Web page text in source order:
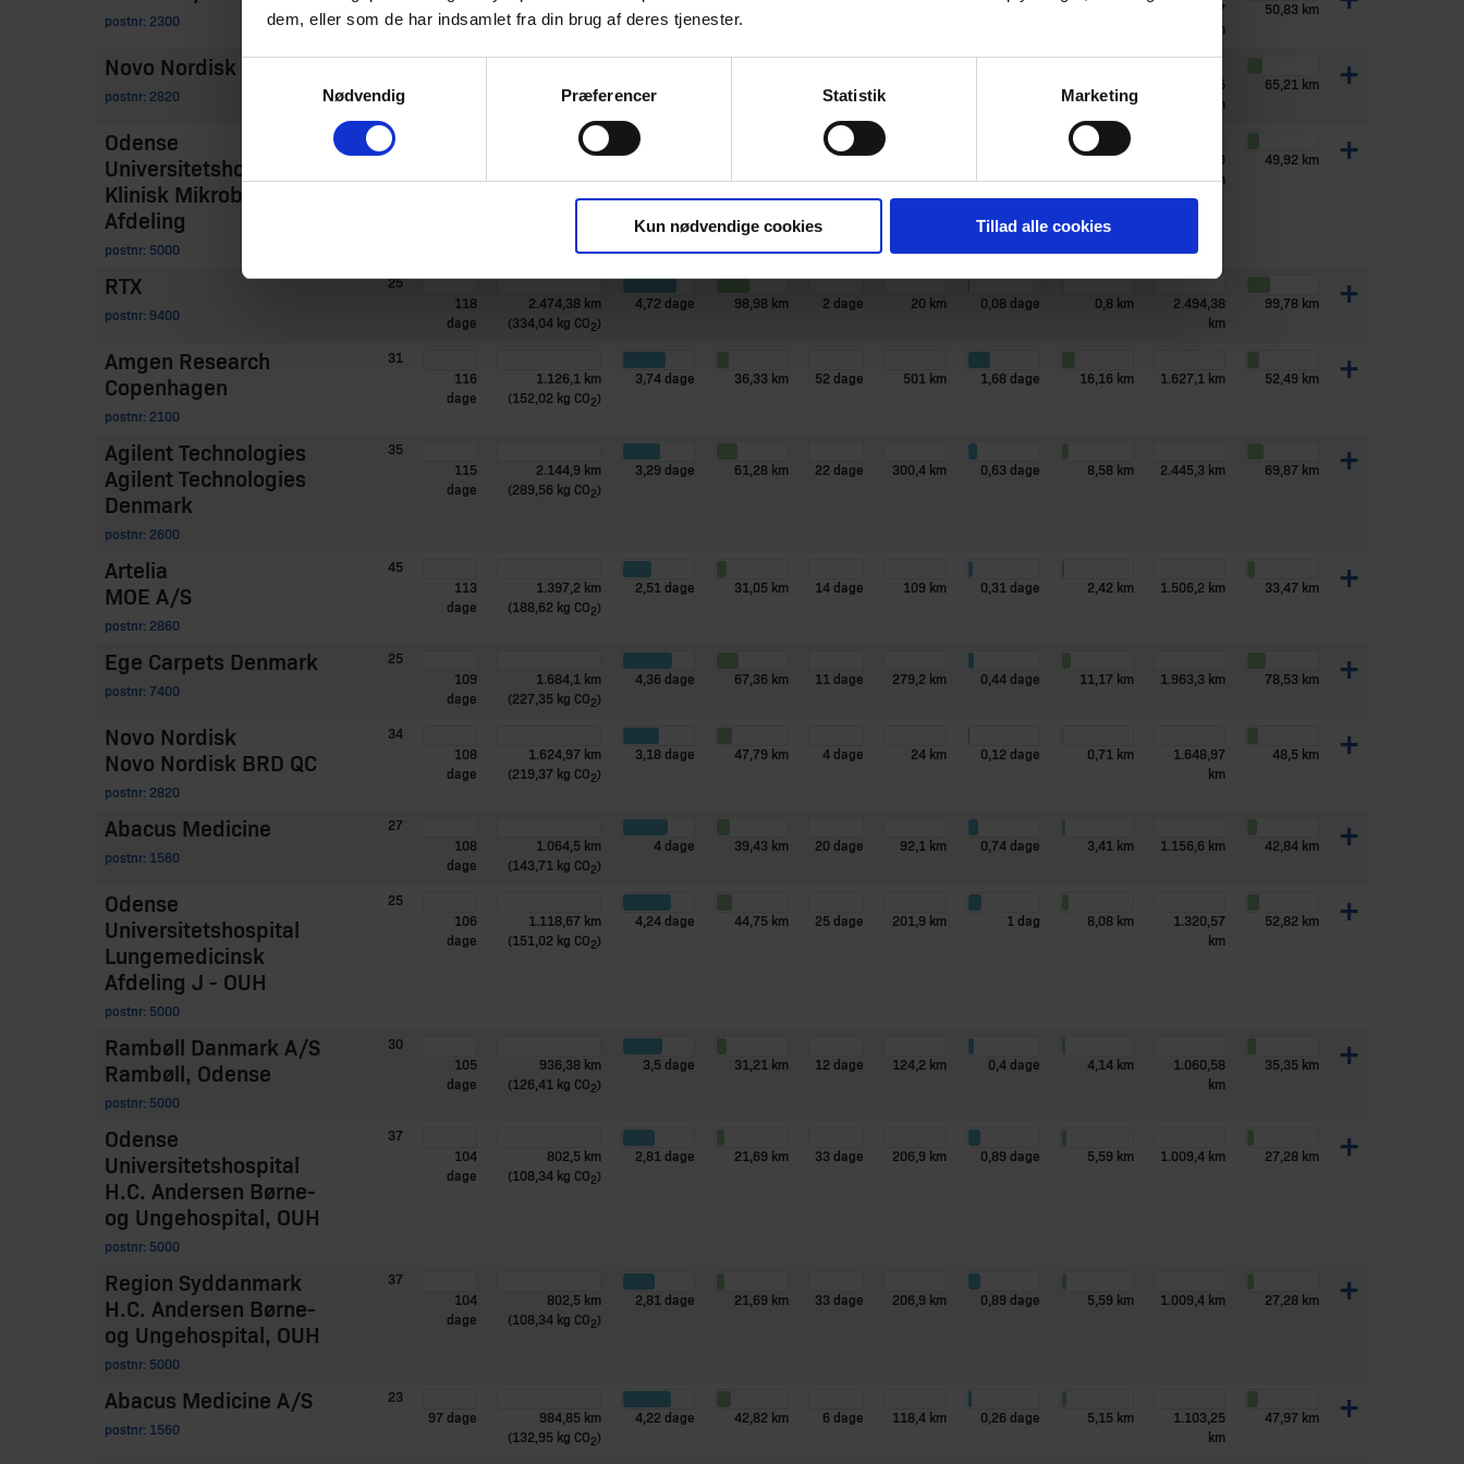
dem, eller som de har indsamlet fra din brug af deres tjenester.
Nødvendig
Præferencer Statistik Marketing
Kun nødvendige cookies Tillad alle cookies
postnr: 2300
131
1.626,57 km
)
3,64 dage
1.829,97
km
50,83 km
Novo Nordisk
postnr: 2820
(277,78 kg CO
)
2.477,95
km
65,21 km +
Odense
Universitetshospital
Klinisk Mikrobiologisk
Afdeling
postnr: 5000
28
dage
(153,94 kg CO2)
1.397,69
km
49,92 km +
RTX
postnr: 9400
25
118
dage
2.474,38 km
(334,04 kg CO 2 )
4,72 dage 98,98 km 2 dage 20 km 0,08 dage 0,8 km
2.494,38
km
99,78 km +
Amgen Research
Copenhagen
postnr: 2100
31
116
dage
1.126,1 km
(152,02 kg CO 2 )
3,74 dage 36,33 km 52 dage 501 km 1,68 dage 16,16 km 1.627,1 km 52,49 km +
Agilent Technologies
Agilent Technologies
Denmark
postnr: 2600
35
115
dage
2.144,9 km
(289,56 kg CO 2 )
3,29 dage 61,28 km 22 dage 300,4 km 0,63 dage 8,58 km 2.445,3 km 69,87 km +
Artelia
MOE A/S
postnr: 2860
45
113
dage
1.397,2 km
(188,62 kg CO 2 )
2,51 dage 31,05 km 14 dage 109 km 0,31 dage 2,42 km 1.506,2 km 33,47 km +
Ege Carpets Denmark
postnr: 7400
25
109
dage
1.684,1 km
(227,35 kg CO 2 )
4,36 dage 67,36 km 11 dage 279,2 km 0,44 dage 11,17 km 1.963,3 km 78,53 km +
Novo Nordisk
Novo Nordisk BRD QC
postnr: 2820
34
108
dage
1.624,97 km
(219,37 kg CO 2 )
3,18 dage 47,79 km 4 dage 24 km 0,12 dage 0,71 km
1.648,97
km
48,5 km +
Abacus Medicine
postnr: 1560
27
108
dage
1.064,5 km
(143,71 kg CO 2 )
4 dage 39,43 km 20 dage 92,1 km 0,74 dage 3,41 km 1.156,6 km 42,84 km +
Odense
Universitetshospital
Lungemedicinsk
Afdeling J - OUH
postnr: 5000
25
106
dage
1.118,67 km
(151,02 kg CO 2 )
4,24 dage 44,75 km 25 dage 201,9 km 1 dag 8,08 km
1.320,57
km
52,82 km +
Rambøll Danmark A/S
Rambøll, Odense
postnr: 5000
30
105
dage
936,38 km
(126,41 kg CO 2 )
3,5 dage 31,21 km 12 dage 124,2 km 0,4 dage 4,14 km
1.060,58
km
35,35 km +
Odense
Universitetshospital
H.C. Andersen Børne-
og Ungehospital, OUH
postnr: 5000
37
104
dage
802,5 km
(108,34 kg CO 2 )
2,81 dage 21,69 km 33 dage 206,9 km 0,89 dage 5,59 km 1.009,4 km 27,28 km +
Region Syddanmark
H.C. Andersen Børne-
og Ungehospital, OUH
postnr: 5000
37
104
dage
802,5 km
(108,34 kg CO 2 )
2,81 dage 21,69 km 33 dage 206,9 km 0,89 dage 5,59 km 1.009,4 km 27,28 km +
Abacus Medicine A/S
postnr: 1560
23
97 dage
984,85 km
(132,95 kg CO 2 )
4,22 dage 42,82 km 6 dage 118,4 km 0,26 dage 5,15 km
1.103,25
km
47,97 km +